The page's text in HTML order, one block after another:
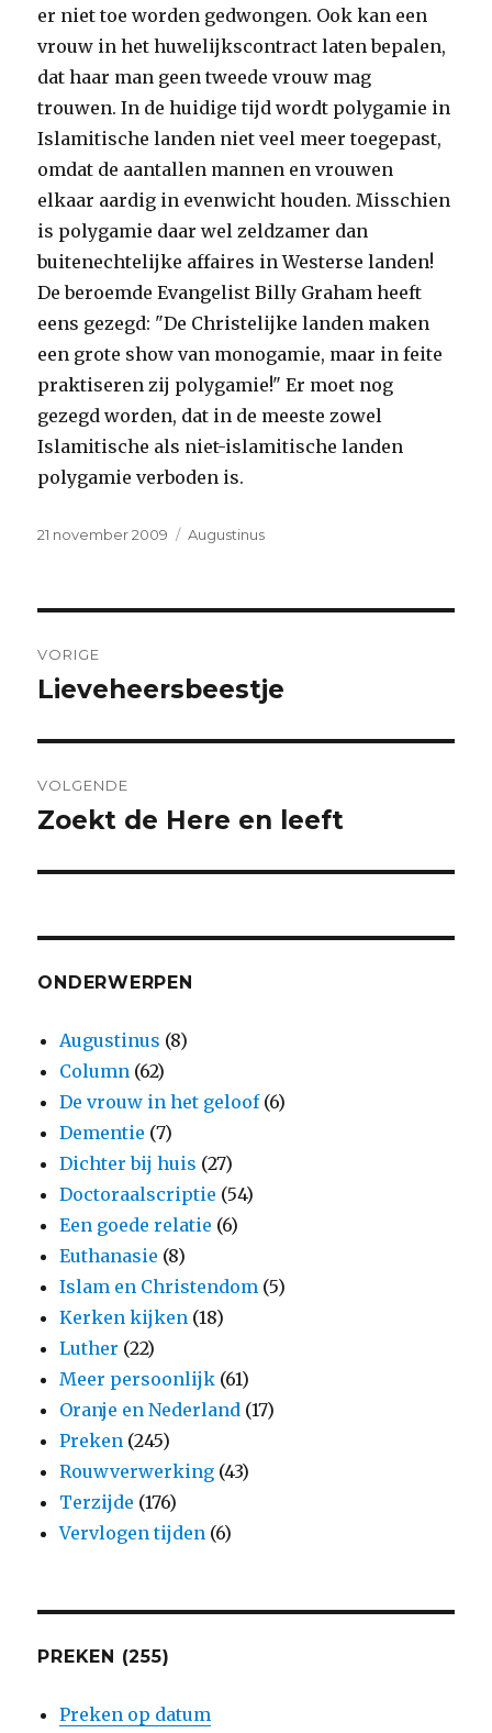
er niet toe worden gedwongen. Ook kan een
vrouw in het huwelijkscontract laten bepalen,
dat haar man geen tweede vrouw mag
trouwen. In de huidige tijd wordt polygamie in
Islamitische landen niet veel meer toegepast,
omdat de aantallen mannen en vrouwen
elkaar aardig in evenwicht houden. Misschien
is polygamie daar wel zeldzamer dan
buitenechtelijke affaires in Westerse landen!
De beroemde Evangelist Billy Graham heeft
eens gezegd: "De Christelijke landen maken
een grote show van monogamie, maar in feite
praktiseren zij polygamie!" Er moet nog
gezegd worden, dat in de meeste zowel
Islamitische als niet-islamitische landen
polygamie verboden is.
Geplaatst
21 november 2009 Categorieën
Augustinus
navigatie
VORIGE
Vorig
Lieveheersbeestje
VOLGENDE
Volgend
Zoekt de Here en leeft
ONDERWERPEN
Augustinus (8)
Column (62)
De vrouw in het geloof(6)
Dementie (7)
Dichter bij huis (27)
Doctoraalscriptie (54)
Een goede relatie (6)
Euthanasie (8)
Islam en Christendom (5)
Kerken kijken (18)
Luther (22)
Meer persoonlijk (61)
Oranje en Nederland (17)
Preken (245)
Rouwverwerking (43)
Terzijde (176)
Vervlogen tijden (6)
PREKEN (255)
Preken op datum